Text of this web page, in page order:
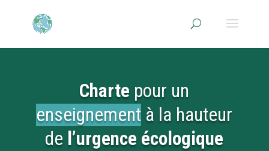
Charte pour un
enseignement à la hauteur
de l’urgence écologique